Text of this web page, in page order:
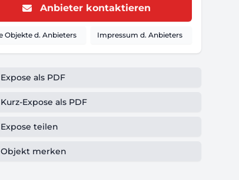
Anbieter kontaktieren
Objekte d. Anbieters Impressum d. Anbieters
Expose als PDF
Kurz-Expose als PDF
Expose teilen
Objekt merken